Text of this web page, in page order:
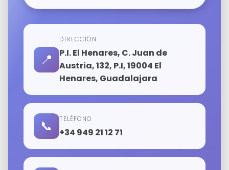
📍
DIRECCIÓN
P.I. El Henares, C. Juan de
Austria, 132, P.I, 19004 El
Henares, Guadalajara
📞 TELÉFONO
+34 949 21 12 71